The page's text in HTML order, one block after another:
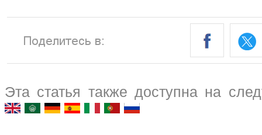
Эта статья также доступна на